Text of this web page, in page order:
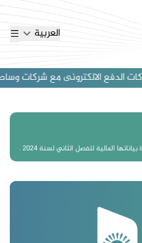
العربية
الالكترونى مع شركات وساطة
المالية للفصل الثاني لسنة 2024 .